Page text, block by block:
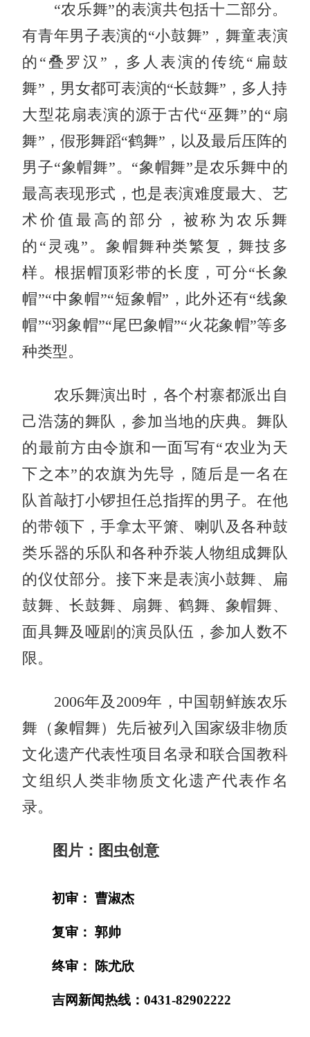
“农乐舞”的表演共包括十二部分。
有青年男子表演的“小鼓舞”，舞童表演
的“叠罗汉”，多人表演的传统“扁鼓
舞”，男女都可表演的“长鼓舞”，多人持
大型花扇表演的源于古代“巫舞”的“扇
舞”，假形舞蹈“鹤舞”，以及最后压阵的
男子“象帽舞”。“象帽舞”是农乐舞中的
最高表现形式，也是表演难度最大、艺
术价值最高的部分，被称为农乐舞
的“灵魂”。象帽舞种类繁复，舞技多
样。根据帽顶彩带的长度，可分“长象
帽”“中象帽”“短象帽”，此外还有“线象
帽”“羽象帽”“尾巴象帽”“火花象帽”等多
种类型。
农乐舞演出时，各个村寨都派出自
己浩荡的舞队，参加当地的庆典。舞队
的最前方由令旗和一面写有“农业为天
下之本”的农旗为先导，随后是一名在
队首敲打小锣担任总指挥的男子。在他
的带领下，手拿太平箫、喇叭及各种鼓
类乐器的乐队和各种乔装人物组成舞队
的仪仗部分。接下来是表演小鼓舞、扁
鼓舞、长鼓舞、扇舞、鹤舞、象帽舞、
面具舞及哑剧的演员队伍，参加人数不
限。
2006年及2009年，中国朝鲜族农乐
舞（象帽舞）先后被列入国家级非物质
文化遗产代表性项目名录和联合国教科
文组织人类非物质文化遗产代表作名
录。
图片：图虫创意
初审： 曹淑杰
复审： 郭帅
终审： 陈尤欣
吉网新闻热线：0431-82902222